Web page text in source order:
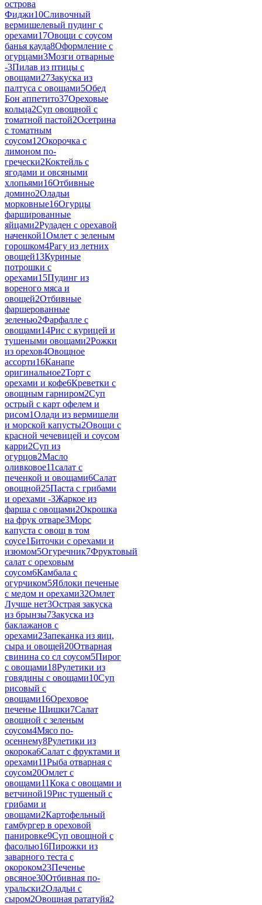
острова
Фиджи10Сливочный
вермишелевый пудинг с
орехами17Овощи с соусом
банья кауда8Оформление с
огурцами3Мозги отварные
-3Пилав из птицы с
овощами27Закуска из
палтуса с овощами5Обед
Бон аппетито37Ореховые
кольца2Суп овощной с
томатной пастой2Осетрина
с томатным
соусом12Окорочка с
лимоном по-
гречески2Коктейль с
ягодами и овсяными
хлопьями16Отбивные
домино2Оладьи
морковные16Огурцы
фаршированные
яйцами2Руладен с орехавой
наченкой1Омлет с зеленым
горошком4Рагу из летних
овощей13Куриные
потрошки с
орехами15Пудинг из
вореного мяса и
овощей2Отбивные
фаршерованные
зеленью2Фарфалле с
овощами14Рис с курицей и
тушеными овощами2Рожки
из орехов4Овощное
ассорти16Канапе
оригинальное2Торт с
орехами и кофе6Креветки с
овощным гарниром2Суп
острый с карт офелем и
рисом1Олади из вермишели
и морской капусты2Овощи с
красной чечевицей и соусом
карри2Суп из
огурцов2Масло
оливковое11салат с
печенкой и овощами6Салат
овощной25Паста с грибами
и орехами -3Жаркое из
фарша с овощами2Окрошка
на фрук отваре3Морс
капуста с овощ в том
соусе1Биточки с орехами и
изюмом5Огуречник7Фруктовый
салат с ореховым
соусом6Камбала с
огурчиком5Яблоки печеные
с медом и орехами32Омлет
Лучше нет3Острая закуска
из брынзы7Закуска из
баклажанов с
орехами2Запеканка из яиц,
сыра и овощей20Отварная
свинина со сл соусом5Пирог
с овощами18Рулетики из
говядины с овощами10Суп
рисовый с
овощами16Ореховое
печенье Шишки7Салат
овощной с зеленым
соусом4Мясо по-
осеннему8Рулетики из
окорока6Салат с фруктами и
орехами11Рыба отварная с
соусом20Омлет с
овощами11Кока с овощами и
ветчиной19Рис тушеный с
грибами и
овощами2Картофельный
гамбургер в ореховой
панировке9Суп овощной с
фасолью16Пирожки из
заварного теста с
окороком23Печенье
овсяное30Отбивная по-
уральски2Оладьи с
сыром2Овощная рататуйя2